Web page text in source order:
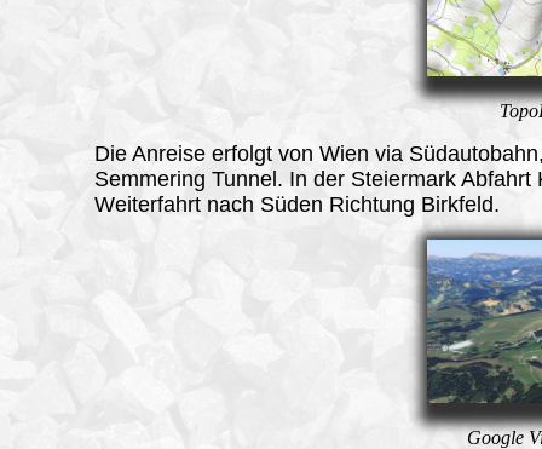
Die Anreise erfolgt von Wien via
Semmering Tunnel. In der Steiermark Abfahrt
Weiterfahrt nach Süden Richtung Birkfeld.
Google